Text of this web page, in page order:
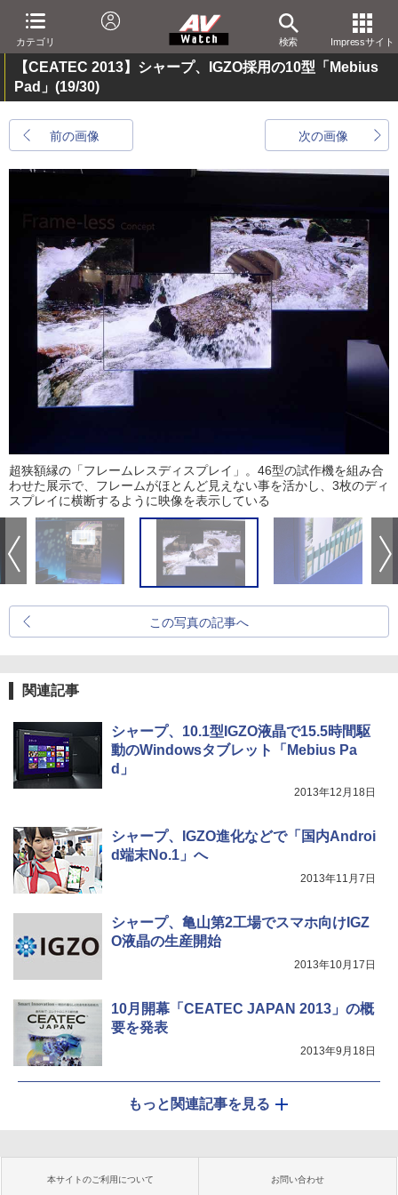
カテゴリ 検索 Impressサイト
【CEATEC 2013】シャープ、IGZO採用の10型「Mebius
Pad」 (19/30)
前の画像 次の画像
超狭額縁の「フレームレスディスプレイ」。46型の試作機を組み合
わせた展示で、フレームがほとんど見えない事を活かし、3枚のディ
スプレイに横断するように映像を表示している
この写真の記事へ
関連記事
シャープ、10.1型IGZO液晶で15.5時間駆
動のWindowsタブレット「Mebius Pa
d」
2013年12月18日
シャープ、IGZO進化などで「国内Androi
d端末No.1」へ
2013年11月7日
シャープ、亀山第2工場でスマホ向けIGZ
O液晶の生産開始
2013年10月17日
10月開幕「CEATEC JAPAN 2013」の概
要を発表
2013年9月18日
もっと関連記事を見る
本サイトのご利用について お問い合わせ